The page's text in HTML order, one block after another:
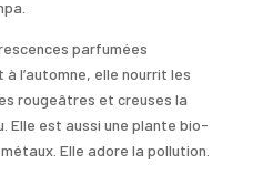
parfumées
l’automne, elle nourrit les
rougeâtres et creuses la
Elle est aussi une plante bio-
Elle adore la pollution.